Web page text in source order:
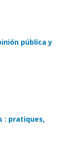
pública y
: pratiques,